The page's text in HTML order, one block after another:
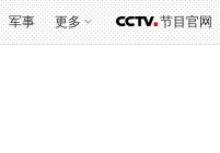
军事 更多 节目官网